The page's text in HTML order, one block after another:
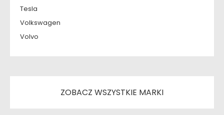
Tesla
Volkswagen
Volvo
ZOBACZ WSZYSTKIE MARKI